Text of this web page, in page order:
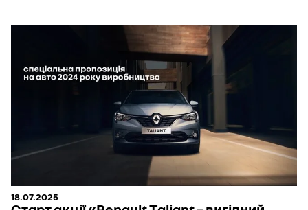
18.07.2025